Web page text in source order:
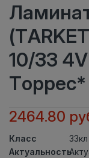
10/33
2464.80
Класс
33кл
Актуальность